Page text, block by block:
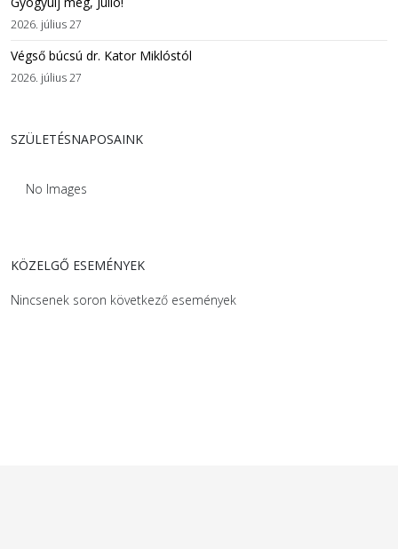
2026. július 27
Végső búcsú dr. Kator Miklóstól
2026. július 27
SZÜLETÉSNAPOSAINK
No Images
KÖZELGŐ ESEMÉNYEK
Nincsenek soron következő események